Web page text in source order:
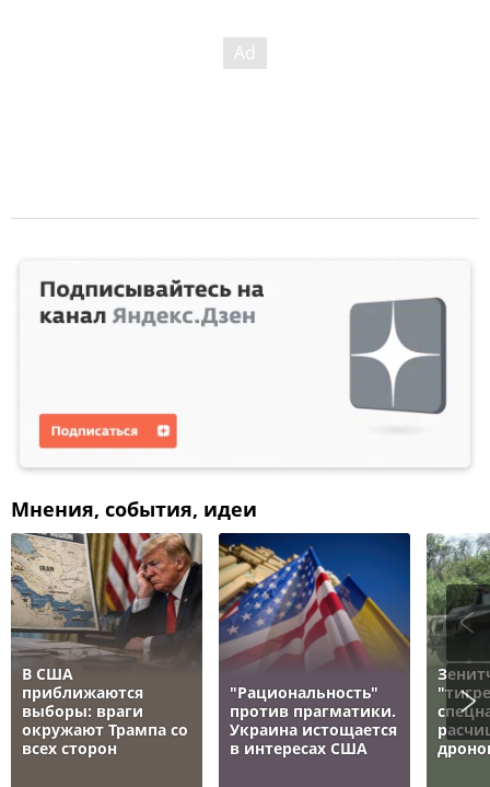
Мнения, события, идеи
В США
приближаются
выборы: враги
окружают Трампа со
всех сторон
"Рациональность"
против прагматики.
Украина истощается
в интересах США